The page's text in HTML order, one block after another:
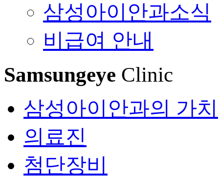
삼성아이안과소식
비급여 안내
Samsungeye Clinic
삼성아이안과의 가치
의료진
첨단장비